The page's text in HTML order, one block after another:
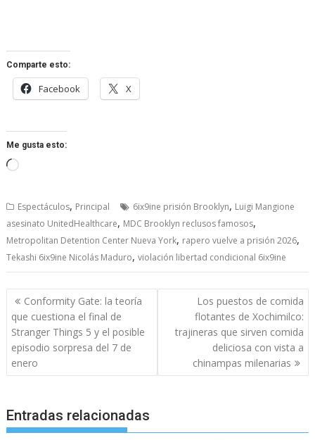
Comparte esto:
Facebook X
Me gusta esto:
Cargando...
Espectáculos, Principal 6ix9ine prisión Brooklyn, Luigi Mangione
asesinato UnitedHealthcare, MDC Brooklyn reclusos famosos,
Metropolitan Detention Center Nueva York, rapero vuelve a prisión 2026,
Tekashi 6ix9ine Nicolás Maduro,violación libertad condicional 6ix9ine
Navegación
de
entradas
Conformity Gate: la teoría
que cuestiona el final de
Stranger Things 5 y el posible
episodio sorpresa del 7 de
enero
Los puestos de comida
flotantes de Xochimilco:
trajineras que sirven comida
deliciosa con vista a
chinampas milenarias
Entradas relacionadas